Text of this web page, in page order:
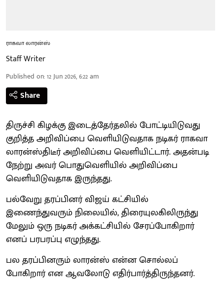
ராகவா லாரன்ஸ்
Staff Writer
Published on:12 Jun 2026, 6:22 am
Share
திருச்சி கிழக்கு இடைத்தேர்தலில் போட்டியிடுவது
குறித்த அறிவிப்பை வெளியிடுவதாக நடிகர் ராகவா
லாரன்ஸ்திடீர் அறிவிப்பை வெளியிட்டார். அதன்படி
நேற்று அவர் பொதுவெளியில் அறிவிப்பை
வெளியிடுவதாக இருந்தது.
பல்வேறு தரப்பினர் விஜய் கட்சியில்
இணைந்துவரும் நிலையில், திரையுலகிலிருந்து
மேலும் ஒரு நடிகர் அக்கட்சியில் சேரப்போகிறார்
எனப் பரபரப்பு எழுந்தது.
பல தரப்பினரும் லாரன்ஸ் என்ன சொல்லப்
போகிறார் என ஆவலோடு எதிர்பார்த்திருந்தனர்.